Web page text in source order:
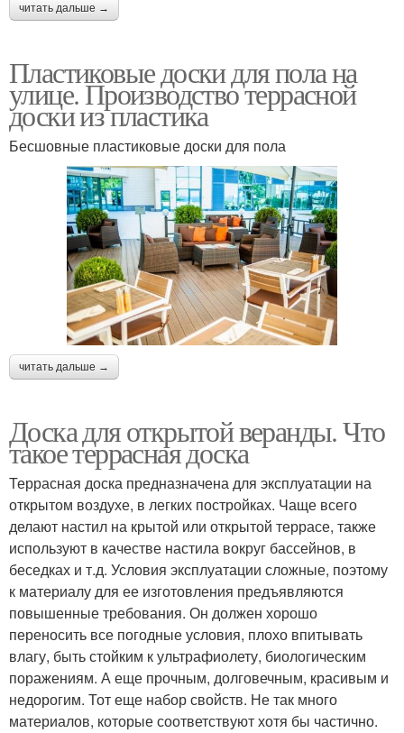
читать дальше →
Пластиковые доски для пола на
улице. Производство террасной
доски из пластика
Бесшовные пластиковые доски для пола
читать дальше →
Доска для открытой веранды. Что
такое террасная доска
Террасная доска предназначена для эксплуатации на
открытом воздухе, в легких постройках. Чаще всего
делают настил на крытой или открытой террасе, также
используют в качестве настила вокруг бассейнов, в
беседках и т.д. Условия эксплуатации сложные, поэтому
к материалу для ее изготовления предъявляются
повышенные требования. Он должен хорошо
переносить все погодные условия, плохо впитывать
влагу, быть стойким к ультрафиолету, биологическим
поражениям. А еще прочным, долговечным, красивым и
недорогим. Тот еще набор свойств. Не так много
материалов, которые соответствуют хотя бы частично.